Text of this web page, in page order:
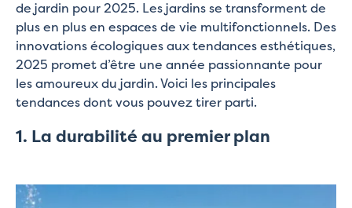
de jardin pour 2025. Les jardins se transforment de
plus en plus en espaces de vie multifonctionnels. Des
innovations écologiques aux tendances esthétiques,
2025 promet d’être une année passionnante pour
les amoureux du jardin. Voici les principales
tendances dont vous pouvez tirer parti.
1. La durabilité au premier plan